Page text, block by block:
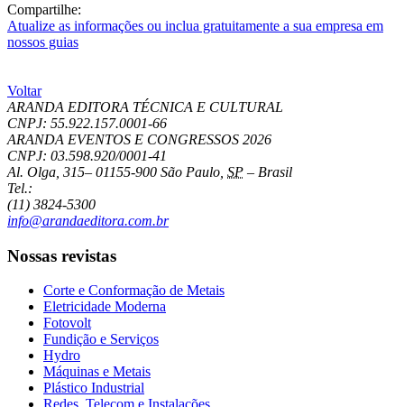
Compartilhe:
Atualize as informações ou inclua gratuitamente a sua empresa em
nossos guias
Voltar
ARANDA EDITORA TÉCNICA E CULTURAL
CNPJ: 55.922.157.0001-66
ARANDA EVENTOS E CONGRESSOS 2026
CNPJ: 03.598.920/0001-41
Al. Olga, 315– 01155-900 São Paulo SP – Brasil
Tel.:
(11) 3824-5300
info@arandaeditora.com.br
Nossas revistas
Corte e Conformação de Metais
Eletricidade Moderna
Fotovolt
Fundição e Serviços
Hydro
Máquinas e Metais
Plástico Industrial